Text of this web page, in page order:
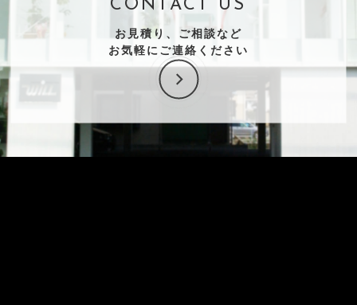
CONTACT US
お見積り、ご相談など
お気軽にご連絡ください